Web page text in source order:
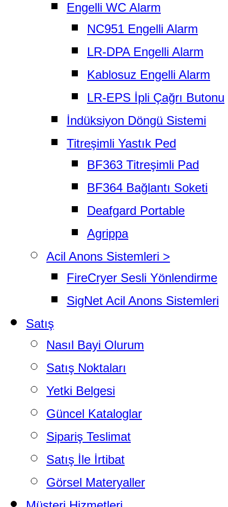
Engelli WC Alarm
NC951 Engelli Alarm
LR-DPA Engelli Alarm
Kablosuz Engelli Alarm
LR-EPS İpli Çağrı Butonu
İndüksiyon Döngü Sistemi
Titreşimli Yastık Ped
BF363 Titreşimli Pad
BF364 Bağlantı Soketi
Deafgard Portable
Agrippa
Acil Anons Sistemleri >
FireCryer Sesli Yönlendirme
SigNet Acil Anons Sistemleri
Satış
Nasıl Bayi Olurum
Satış Noktaları
Yetki Belgesi
Güncel Kataloglar
Sipariş Teslimat
Satış İle İrtibat
Görsel Materyaller